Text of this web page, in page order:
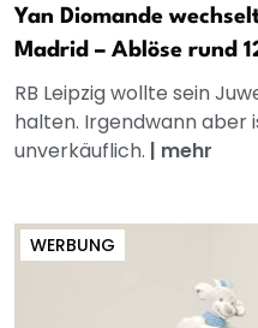
Yan Diomande
Madrid – Ablöse rund
RB Leipzig wollte sein
halten. Irgendwann aber
unverkäuflich. | mehr
WERBUNG